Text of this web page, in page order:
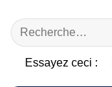
Essayez ceci :